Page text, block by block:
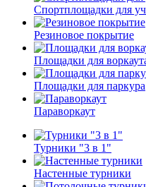
Спортплощадки для
Резиновое покрытие
Площадки для
Площадки для паркура
Параворкаут
Турники "3 в 1"
Настенные турники